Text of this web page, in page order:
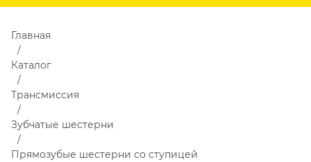
Главная
Каталог
Трансмиссия
Зубчатые шестерни
Прямозубые шестерни со ступицей